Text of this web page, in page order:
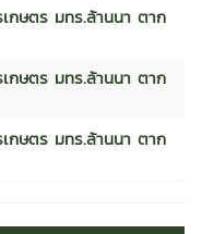
เกษตร มทร.ล้านนา ตาก
เกษตร มทร.ล้านนา ตาก
เกษตร มทร.ล้านนา ตาก